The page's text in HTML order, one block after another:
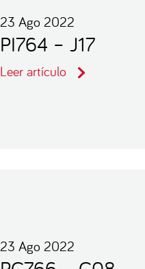
23 Ago 2022
PI764 – J17
Leer artículo
23 Ago 2022